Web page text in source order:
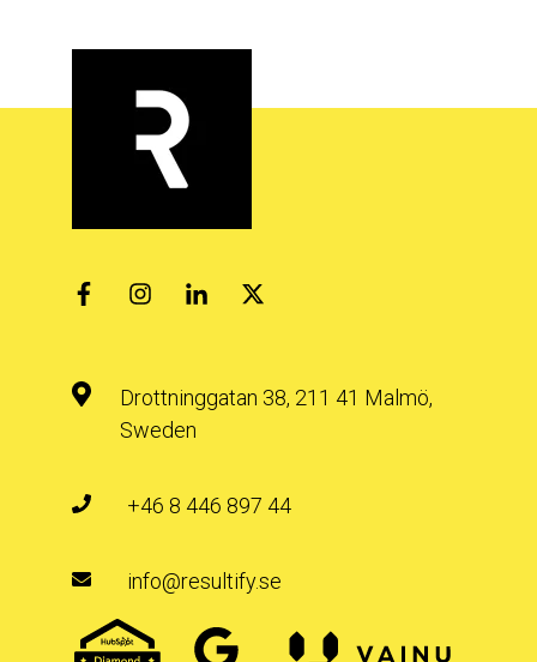
Drottninggatan 38, 211 41 Malmö,
Sweden
+46 8 446 897 44
info@resultify.se